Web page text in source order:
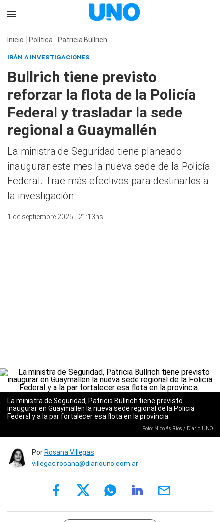
Inicio Política Patricia Bullrich
IRÁN A INVESTIGACIONES
Bullrich tiene previsto
reforzar la flota de la Policía
Federal y trasladar la sede
regional a Guaymallén
La ministra de Seguridad tiene planeado
inaugurar este mes la nueva sede de la Policía
Federal. Trae más efectivos para destinarlos a
la investigación
1 de septiembre 2025 - 21:13hs
La ministra de Seguridad, Patricia Bullrich tiene previsto
inaugurar en Guaymallén la nueva sede regional de la Policía
Federal y a la par fortalecer esa flota en la provincia.
Foto: Nicolás Rios / Diario UNO
Por Rosana Villegas
villegas.rosana@diariouno.com.ar